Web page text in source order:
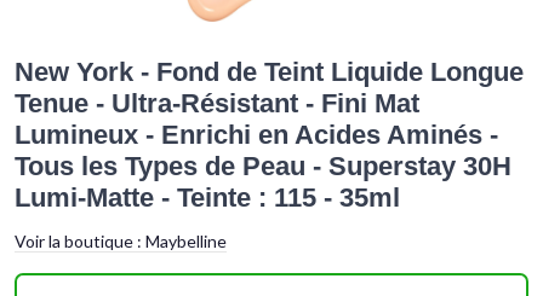
New York - Fond de Teint Liquide Longue
Tenue - Ultra-Résistant - Fini Mat
Lumineux - Enrichi en Acides Aminés -
Tous les Types de Peau - Superstay 30H
Lumi-Matte - Teinte : 115 - 35ml
Voir la boutique : Maybelline